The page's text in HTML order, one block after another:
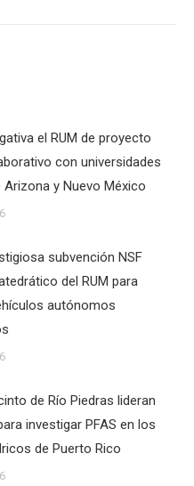
el RUM de proyecto
con universidades
y Nuevo México
subvención NSF
del RUM para
autónomos
de Río Piedras lideran
investigar PFAS en los
de Puerto Rico